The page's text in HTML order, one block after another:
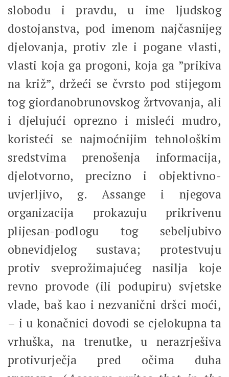
slobodu i pravdu, u ime ljudskog
dostojanstva, pod imenom najčasnijeg
djelovanja, protiv zle i pogane vlasti,
vlasti koja ga progoni, koja ga ”prikiva
na križ”, držeći se čvrsto pod stijegom
tog giordanobrunovskog žrtvovanja, ali
i djelujući oprezno i misleći mudro,
koristeći se najmoćnijim tehnološkim
sredstvima prenošenja informacija,
djelotvorno, precizno i objektivno-
uvjerljivo, g. Assange i njegova
organizacija prokazuju prikrivenu
plijesan-podlogu tog sebeljubivo
obnevidjelog sustava; protestvuju
protiv sveprožimajućeg nasilja koje
revno provode (ili podupiru) svjetske
vlade, baš kao i nezvanični dršci moći,
– i u konačnici dovodi se cjelokupna ta
vrhuška, na trenutke, u nerazrješiva
protivurječja pred očima duha